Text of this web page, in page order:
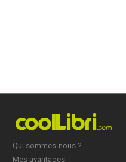
Qui sommes-nous ?
Mes avantages